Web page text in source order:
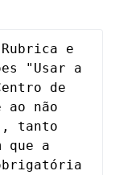
Rubrica e
"Usar a
de
ao não
tanto
que a